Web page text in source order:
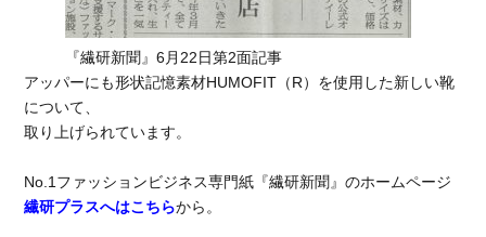
『繊研新聞』6月22日第2面記事
アッパーにも形状記憶素材HUMOFIT（R）を使用した新しい靴
について、
取り上げられています。
No.1ファッションビジネス専門紙『繊研新聞』のホームページ
繊研プラスへはこちらから。